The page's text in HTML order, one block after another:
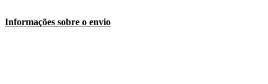
Informações sobre o envio